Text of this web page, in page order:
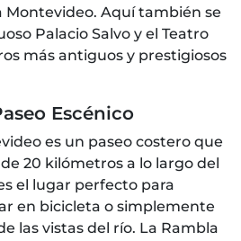
Montevideo. Aquí también se
Palacio Salvo y el Teatro
más antiguos y prestigiosos
Escénico
es un paseo costero que
20 kilómetros a lo largo del
el lugar perfecto para
en bicicleta o simplemente
las vistas del río. La Rambla